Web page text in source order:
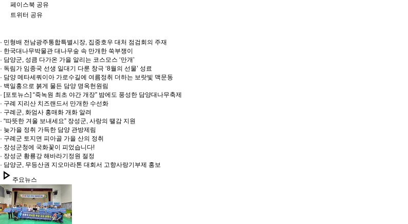
페이스북 공유
트위터 공유
· 민형배 전남광주통합특별시장, 집중호우 대처 점검회의 주재
· 한국대나무박물관 대나무숲 속 만개한 쑥부쟁이
· 담양군, 성큼 다가온 가을 알리는 코스모스 ‘만개’
· 독림가 임종국 선생 일대기 다룬 창극 ‘8월의 선물’ 성료
· 담양 메타세쿼이아 가로수길에 여름정취 더하는 보랏빛 맥문동
· 백일홍으로 붉게 물든 담양 명옥헌원림
· [포토뉴스] “죽녹원 최초 야간 개장” 밤에도 풍성한 담양대나무축제
· 구례 지리산 치즈랜드서 만개한 수선화
· 구례군, 화엄사 홍매화 개화 알려
· “따뜻한 겨울 보내세요” 장성군, 사랑의 땔감 지원
· 늦가을 정취 가득한 담양 관방제림
· 구례군 토지면 피아골 가을 산의 정취
· 장성군청에 국화꽃이 피었습니다!
· 장성군 황룡강 해바라기정원 절정
· 담양군, 무등산권 지오마라톤 대회서 고향사랑기부제 홍보
play_arrow 주요뉴스